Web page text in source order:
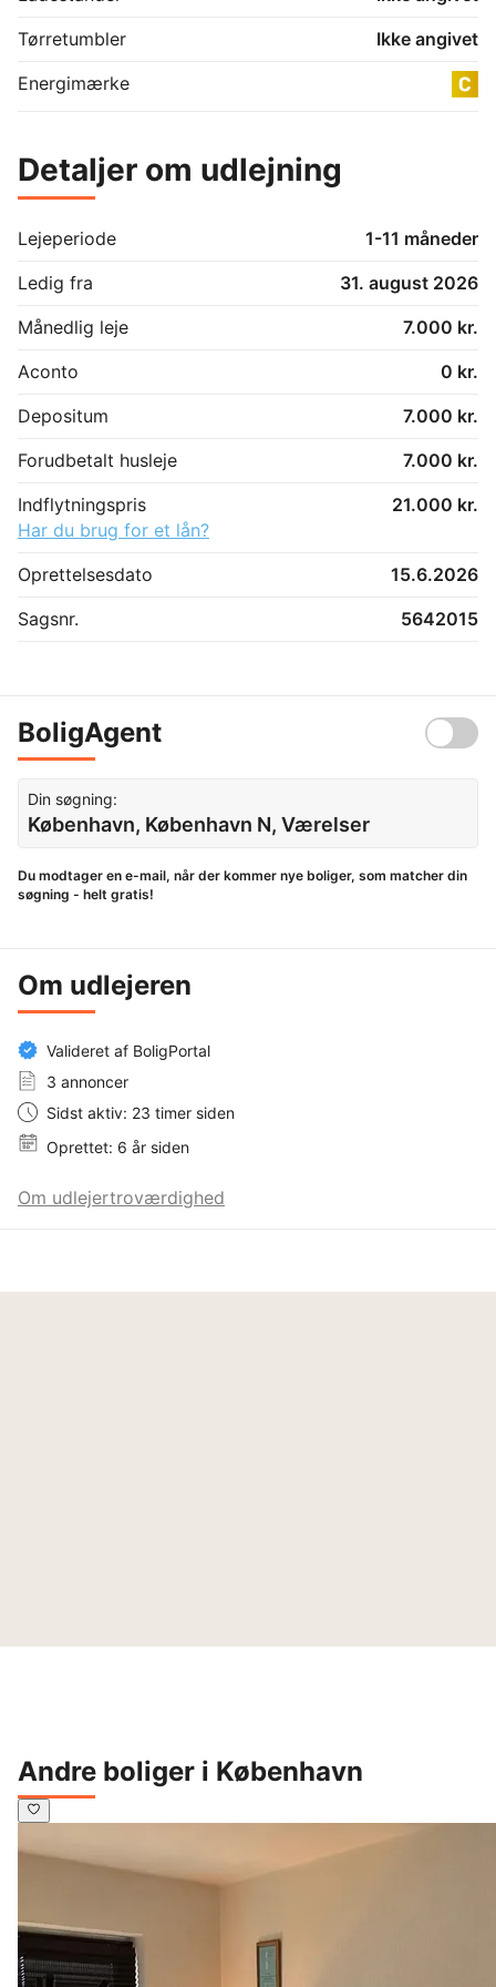
Tørretumbler
Ikke angivet
Energimærke
Detaljer om udlejning
Lejeperiode
1-11 måneder
Ledig fra
31. august 2026
Månedlig leje
7.000 kr.
Aconto
0 kr.
Depositum
7.000 kr.
Forudbetalt husleje
7.000 kr.
Indflytningspris
21.000 kr.
Har du brug for et lån?
Oprettelsesdato
15.6.2026
Sagsnr.
5642015
BoligAgent
Din søgning:
København, København N, Værelser
Du modtager en e-mail, når der kommer nye boliger, som matcher din
søgning - helt gratis!
Om udlejeren
Valideret af BoligPortal
3 annoncer
Sidst aktiv: 23 timer siden
Oprettet: 6 år siden
Om udlejertroværdighed
Andre boliger i København